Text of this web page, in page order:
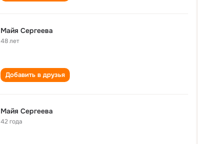
Майя Сергеева
48 лет
Добавить в друзья
Майя Сергеева
42 года